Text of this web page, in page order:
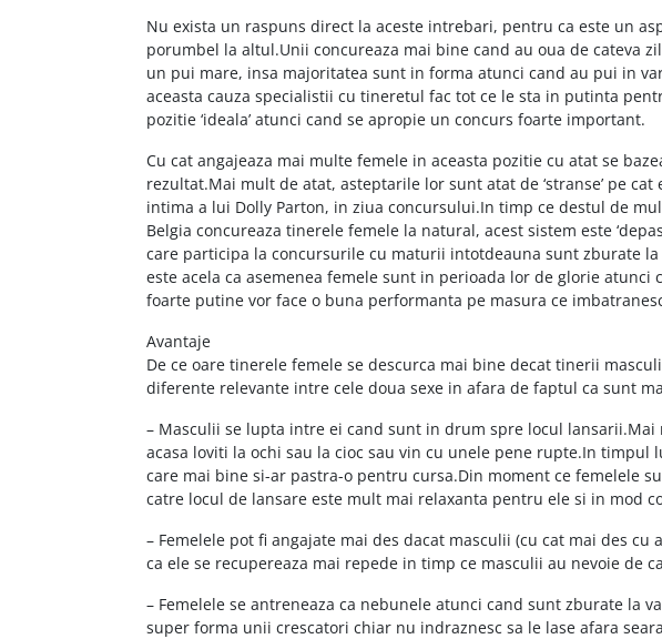
Nu exista un raspuns direct la aceste intrebari, pentru ca este un
porumbel la altul.Unii concureaza mai bine cand au oua de cateva
un pui mare, insa majoritatea sunt in forma atunci cand au pui in
aceasta cauza specialistii cu tineretul fac tot ce le sta in putinta
pozitie ‘ideala’ atunci cand se apropie un concurs foarte important.
Cu cat angajeaza mai multe femele in aceasta pozitie cu atat se
rezultat.Mai mult de atat, asteptarile lor sunt atat de ‘stranse’ pe
intima a lui Dolly Parton, in ziua concursului.In timp ce destul de
Belgia concureaza tinerele femele la natural, acest sistem este
care participa la concursurile cu maturii intotdeauna sunt zburate
este acela ca asemenea femele sunt in perioada lor de glorie atunci
foarte putine vor face o buna performanta pe masura ce
Avantaje
De ce oare tinerele femele se descurca mai bine decat tinerii
diferente relevante intre cele doua sexe in afara de faptul ca sunt
– Masculii se lupta intre ei cand sunt in drum spre locul lansarii.Mai
acasa loviti la ochi sau la cioc sau vin cu unele pene rupte.In timpul
care mai bine si-ar pastra-o pentru cursa.Din moment ce femelele
catre locul de lansare este mult mai relaxanta pentru ele si in mod
– Femelele pot fi angajate mai des dacat masculii (cu cat mai des
ca ele se recupereaza mai repede in timp ce masculii au nevoie de
– Femelele se antreneaza ca nebunele atunci cand sunt zburate la
super forma unii crescatori chiar nu indraznesc sa le lase afara